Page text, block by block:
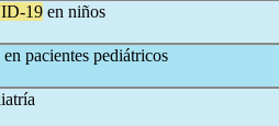
19 en niños
en pacientes pediátricos